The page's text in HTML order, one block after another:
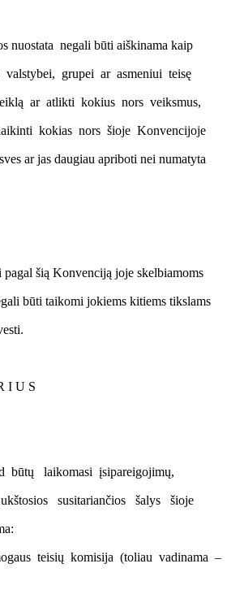
nuostata negali būti aiškinama kaip
valstybei, grupei ar asmeniui teisę
ar atlikti kokius nors veiksmus,
kokias nors šioje Konvencijoje
ar jas daugiau apriboti nei numatyta
šią Konvenciją joje skelbiamoms
būti taikomi jokiems kitiems tikslams
I U S
būtų laikomasi įsipareigojimų,
susitariančios šalys šioje
teisių komisija (toliau vadinama –